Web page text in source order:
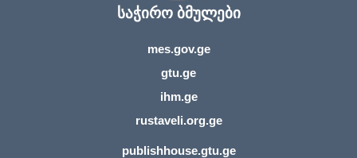
საჭირო ბმულები
mes.gov.ge
gtu.ge
ihm.ge
rustaveli.org.ge
publishhouse.gtu.ge